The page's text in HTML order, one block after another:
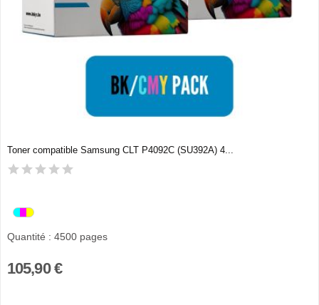
Toner compatible Samsung CLT P4092C (SU392A) 4...
Quantité : 4500 pages
105,90 €